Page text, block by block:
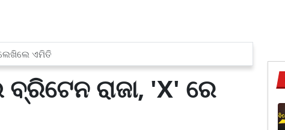
ଲେଖିଲେ ଏମିତି
ରାଜା, 'X' ରେ